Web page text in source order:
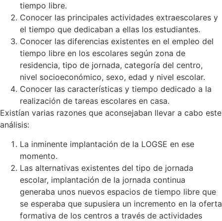
tiempo libre.
Conocer las principales actividades extraescolares y
el tiempo que dedicaban a ellas los estudiantes.
Conocer las diferencias existentes en el empleo del
tiempo libre en los escolares según zona de
residencia, tipo de jornada, categoría del centro,
nivel socioeconómico, sexo, edad y nivel escolar.
Conocer las características y tiempo dedicado a la
realización de tareas escolares en casa.
Existían varias razones que aconsejaban llevar a cabo este
análisis:
La inminente implantación de la LOGSE en ese
momento.
Las alternativas existentes del tipo de jornada
escolar, implantación de la jornada continua
generaba unos nuevos espacios de tiempo libre que
se esperaba que supusiera un incremento en la oferta
formativa de los centros a través de actividades